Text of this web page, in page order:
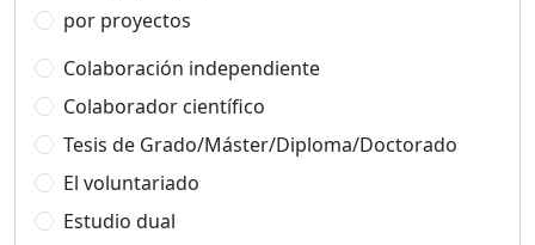
por proyectos
Colaboración independiente
Colaborador científico
Tesis de Grado/Máster/Diploma/Doctorado
El voluntariado
Estudio dual